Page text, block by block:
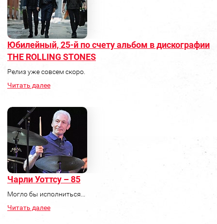
Юбилейный, 25-й по счету альбом в дискографии
THE ROLLING STONES
Релиз уже совсем скоро.
Читать далее
Чарли Уоттсу – 85
Могло бы исполниться...
Читать далее